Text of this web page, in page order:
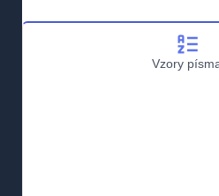
Vzory